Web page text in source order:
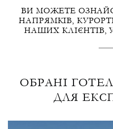
ВИ МОЖЕТЕ
НАПРЯМКІВ,
НАШИХ КЛІЄНТІВ,
ОБРАНІ
ДЛЯ